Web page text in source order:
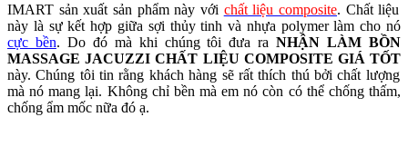
IMART sản xuất sản phẩm này với chất liệu composite. Chất liệu
này là sự kết hợp giữa sợi thủy tinh và nhựa polymer làm cho nó
cực bền. Do đó mà khi chúng tôi đưa ra NHẬN LÀM BỒN
MASSAGE JACUZZI CHẤT LIỆU COMPOSITE GIÁ TỐT
này. Chúng tôi tin rằng khách hàng sẽ rất thích thú bởi chất lượng
mà nó mang lại. Không chỉ bền mà em nó còn có thể chống thấm,
chống ẩm mốc nữa đó ạ.